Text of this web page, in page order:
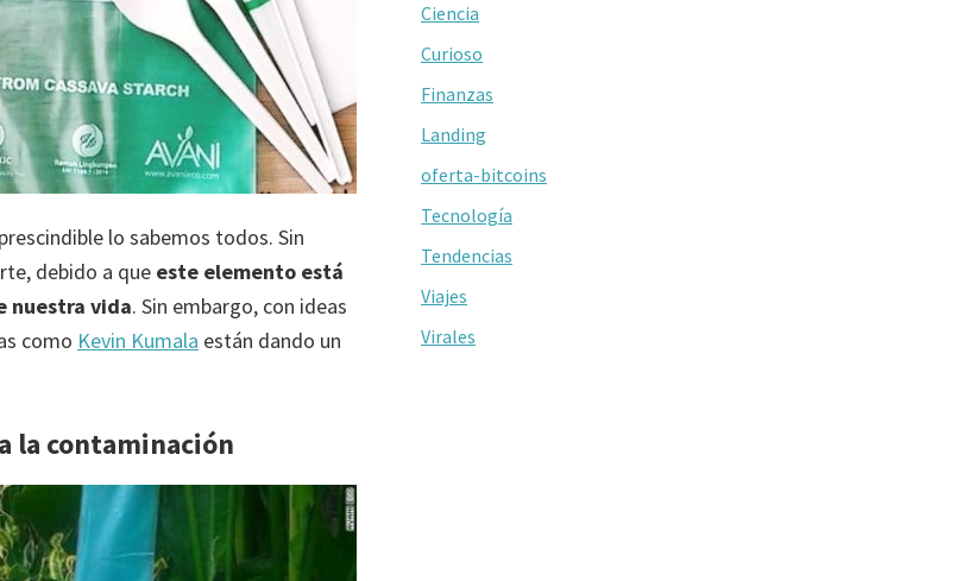
lo sabemos todos. Sin
debido a que este elemento está
nuestra vida. Sin embargo, con ideas
como Kevin Kumala están dando un
la contaminación
Ciencia
Curioso
Finanzas
Landing
oferta-bitcoins
Tecnología
Tendencias
Viajes
Virales